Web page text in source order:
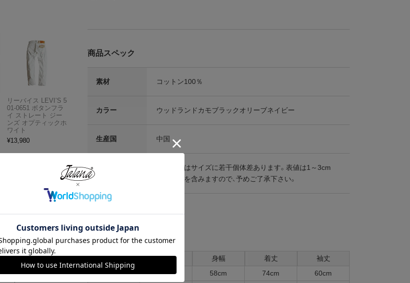
商品スペック
素材 コットン100％
カラー ウッドランドカモブラックオリーブネイビー
生産国 中国
※こちらはサイズに若干個体差あります。表値は1～3cm
程度誤差を含みますので、予めご了承下さい。
各部実寸平均値
サイズはUSA表記となります
サイズ 肩幅 身幅 着丈
袖丈
S
50cm 58cm 74cm
60cm
リーバイス LEVI’S 5
01-0651 ボタンフラ
イ ストレート ジー
ンズ オプティックホ
ワイト
¥13,980
アメリカンクラシッ
クス AMERICAN CL
ASSICS ムービーT
シャツ フォレストガ
ンプ ロゴ＆ベンチ